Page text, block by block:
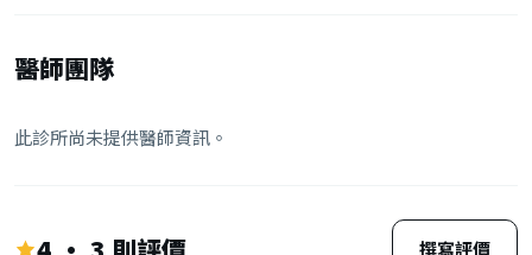
醫師團隊
此診所尚未提供醫師資訊。
撰寫評價